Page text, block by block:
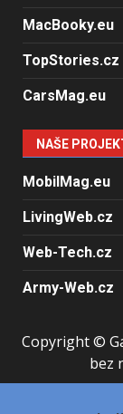
MacBooky.eu
TopStories.cz
CarsMag.eu
NAŠE
MobilMag.eu
LivingWeb.cz
Web-Tech.cz
Army-Web.cz
Copyright ©
bez